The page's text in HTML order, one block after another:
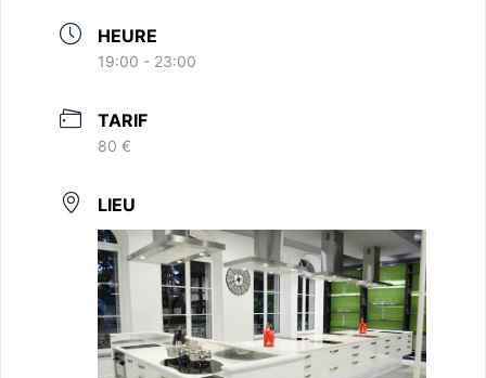
HEURE
19:00 - 23:00
TARIF
80 €
LIEU